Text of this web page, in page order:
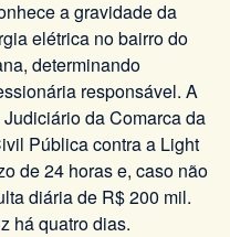
a gravidade da
elétrica no bairro do
determinando
responsável. A
da Comarca da
Pública contra a Light
de 24 horas e, caso não
diária de R$ 200 mil.
há quatro dias.